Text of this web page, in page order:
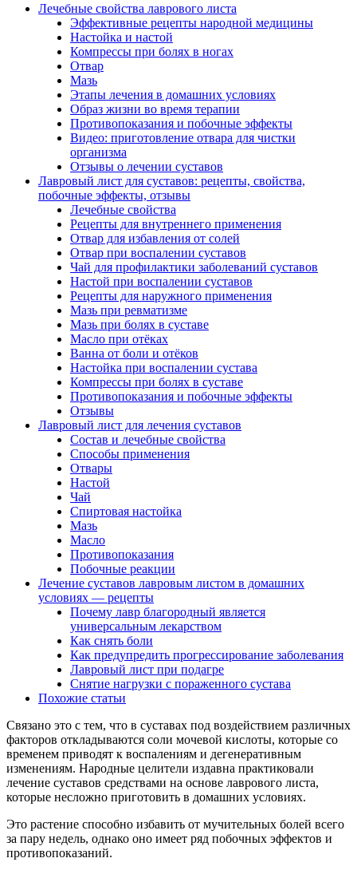
Лечебные свойства лаврового листа
Эффективные рецепты народной медицины
Настойка и настой
Компрессы при болях в ногах
Отвар
Мазь
Этапы лечения в домашних условиях
Образ жизни во время терапии
Противопоказания и побочные эффекты
Видео: приготовление отвара для чистки
организма
Отзывы о лечении суставов
Лавровый лист для суставов: рецепты, свойства,
побочные эффекты, отзывы
Лечебные свойства
Рецепты для внутреннего применения
Отвар для избавления от солей
Отвар при воспалении суставов
Чай для профилактики заболеваний суставов
Настой при воспалении суставов
Рецепты для наружного применения
Мазь при ревматизме
Мазь при болях в суставе
Масло при отёках
Ванна от боли и отёков
Настойка при воспалении сустава
Компрессы при болях в суставе
Противопоказания и побочные эффекты
Отзывы
Лавровый лист для лечения суставов
Состав и лечебные свойства
Способы применения
Отвары
Настой
Чай
Спиртовая настойка
Мазь
Масло
Противопоказания
Побочные реакции
Лечение суставов лавровым листом в домашних
условиях — рецепты
Почему лавр благородный является
универсальным лекарством
Как снять боли
Как предупредить прогрессирование заболевания
Лавровый лист при подагре
Снятие нагрузки с пораженного сустава
Похожие статьи
Связано это с тем, что в суставах под воздействием различных
факторов откладываются соли мочевой кислоты, которые со
временем приводят к воспалениям и дегенеративным
изменениям. Народные целители издавна практиковали
лечение суставов средствами на основе лаврового листа,
которые несложно приготовить в домашних условиях.
Это растение способно избавить от мучительных болей всего
за пару недель, однако оно имеет ряд побочных эффектов и
противопоказаний.